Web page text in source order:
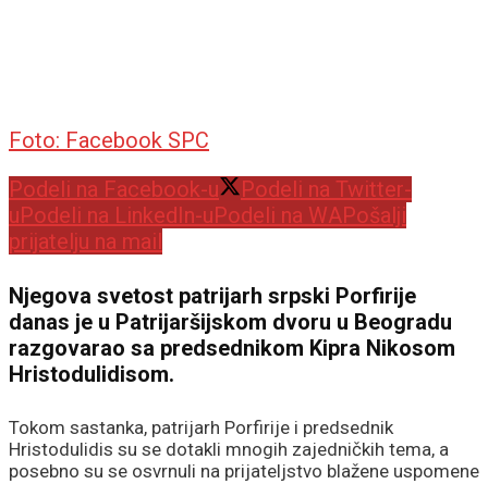
Foto: Facebook SPC
Podeli na Facebook-u
Podeli na Twitter-
uPodeli na LinkedIn-uPodeli na WAPošalji
prijatelju na mail
Njegova svetost patrijarh srpski Porfirije
danas je u Patrijaršijskom dvoru u Beogradu
razgovarao sa predsednikom Kipra Nikosom
Hristodulidisom.
Tokom sastanka, patrijarh Porfirije i predsednik
Hristodulidis su se dotakli mnogih zajedničkih tema, a
posebno su se osvrnuli na prijateljstvo blažene uspomene